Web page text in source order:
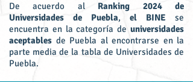
De acuerdo al Ranking 2024 de
Universidades de Puebla, el BINE se
encuentra en la categoría de universidades
aceptables de Puebla al encontrarse en la
parte media de la tabla de Universidades de
Puebla.